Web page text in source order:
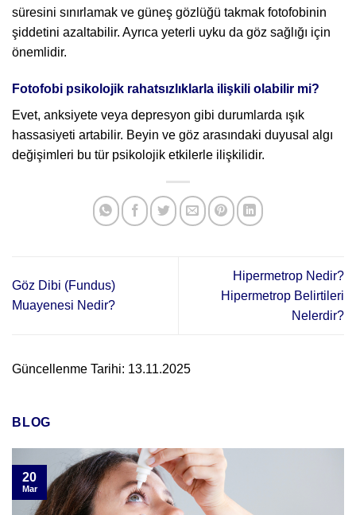
süresini sınırlamak ve güneş gözlüğü takmak fotofobinin
şiddetini azaltabilir. Ayrıca yeterli uyku da göz sağlığı için
önemlidir.
Fotofobi psikolojik rahatsızlıklarla ilişkili olabilir mi?
Evet, anksiyete veya depresyon gibi durumlarda ışık
hassasiyeti artabilir. Beyin ve göz arasındaki duyusal algı
değişimleri bu tür psikolojik etkilerle ilişkilidir.
Göz Dibi (Fundus)
Muayenesi Nedir?
Hipermetrop Nedir?
Hipermetrop Belirtileri
Nelerdir?
Güncellenme Tarihi: 13.11.2025
BLOG
20
Mar